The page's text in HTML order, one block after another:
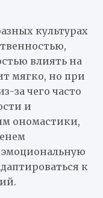
культурах
влиять на
мягко, но при
за чего часто
и
ономастики,
к